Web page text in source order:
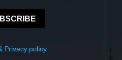
Privacy policy